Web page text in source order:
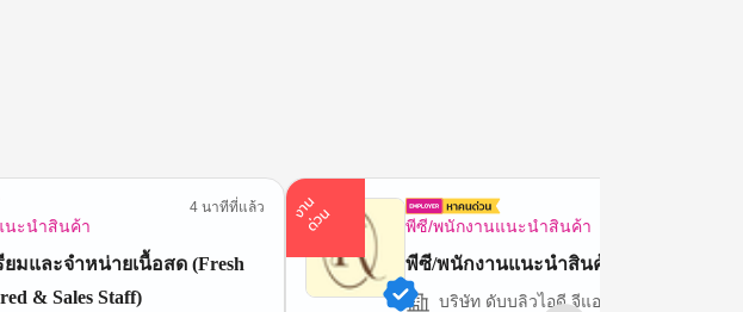
นะนำสินค้า
4 นาทีที่แล้ว
มและจำหน่ายเนื้อสด (Fresh
& Sales Staff)
ง
า
น
ด่
ว
น พีซี/พนักงานแนะนำสินค้า
พีซี/พนักงานแนะนำสินค้า
บริษัท ดับบลิวไอดี จีแอล (ไทยแลนด์) จำกั